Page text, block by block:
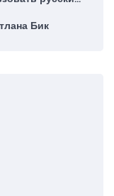
Бик